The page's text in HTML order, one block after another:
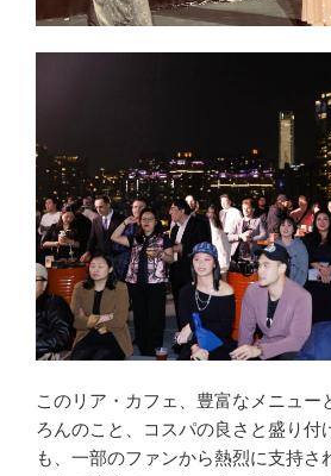
このリア・カフェ、豊富なメニュー
ろんのこと、コスパの良さと盛り付
も、一部のファンから熱烈に支持さ